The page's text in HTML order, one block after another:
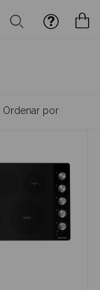
Buscar
Ordenar por